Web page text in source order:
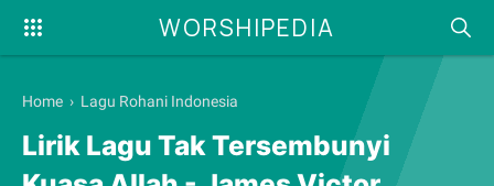
WORSHIPEDIA
Home › Lagu Rohani Indonesia
Lirik Lagu Tak Tersembunyi